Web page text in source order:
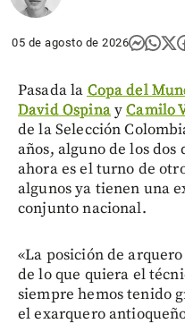
05 de agosto de 2026
Pasada la Copa del
David OspinayCamilo
de la Selección
años, alguno de los
ahora es el turno de
algunos ya tienen una
conjunto nacional.
«La posición de
de lo que quiera el
siempre hemos tenido
el exarquero